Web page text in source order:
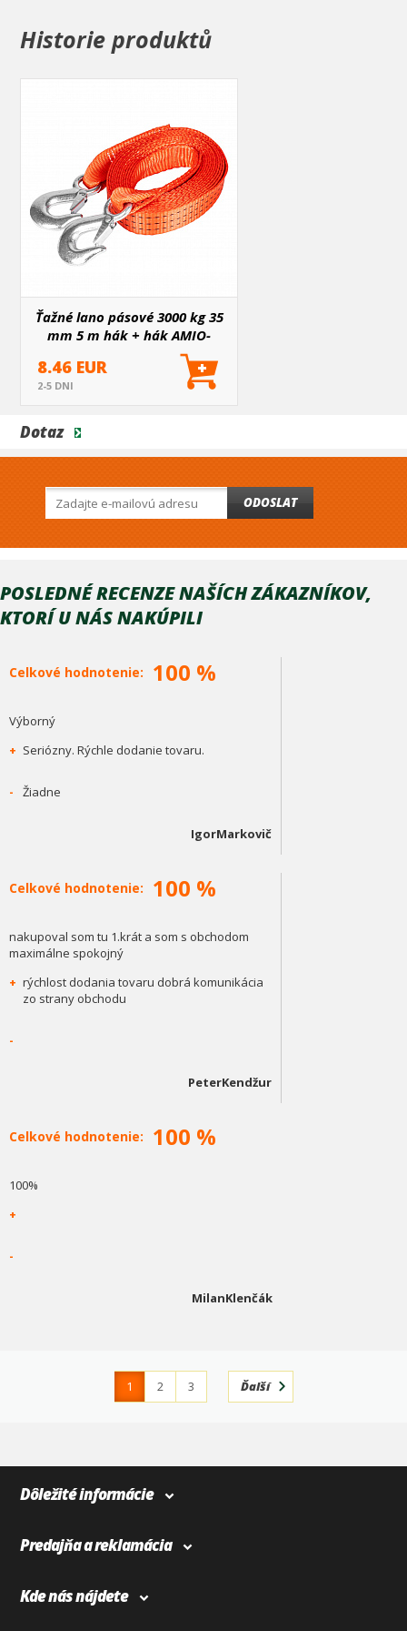
bezpečnosť pri používaní.
Historie produktů
Ťažné lano pásové 3000 kg 35
mm 5 m hák + hák AMIO-
8.46 EUR
2-5 DNI
Dotaz
ODOSLAT
POSLEDNÉ RECENZE NAŠÍCH ZÁKAZNÍKOV,
KTORÍ U NÁS NAKÚPILI
Celkové hodnotenie: 100 %
Výborný
+ Seriózny. Rýchle dodanie tovaru.
- Žiadne
IgorMarkovič
Celkové hodnotenie: 100 %
nakupoval som tu 1.krát a som s obchodom
maximálne spokojný
+ rýchlost dodania tovaru dobrá komunikácia
zo strany obchodu
-
PeterKendžur
Celkové hodnotenie: 100 %
100%
+
-
MilanKlenčák
1 2
3
Ďalší
Dôležité informácie
Predajňa a reklamácia
Kde nás nájdete